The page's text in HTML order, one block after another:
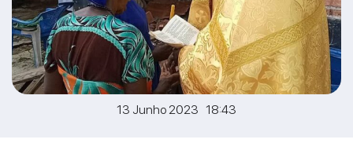
13 Junho 2023 18:43